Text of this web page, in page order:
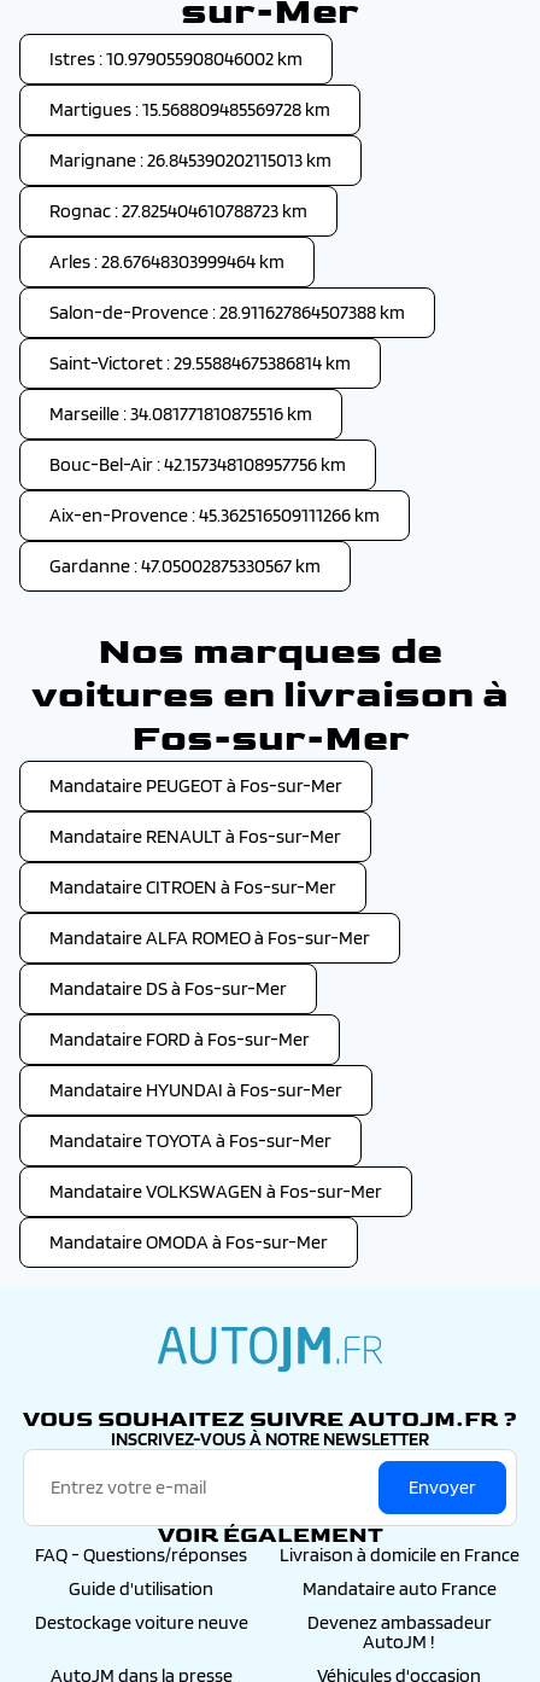
sur-Mer
Istres : 10.979055908046002 km
Martigues : 15.568809485569728 km
Marignane : 26.845390202115013 km
Rognac : 27.825404610788723 km
Arles : 28.67648303999464 km
Salon-de-Provence : 28.911627864507388 km
Saint-Victoret : 29.55884675386814 km
Marseille : 34.081771810875516 km
Bouc-Bel-Air : 42.157348108957756 km
Aix-en-Provence : 45.362516509111266 km
Gardanne : 47.05002875330567 km
Nos marques de
voitures en livraison à
Fos-sur-Mer
Mandataire PEUGEOT à Fos-sur-Mer
Mandataire RENAULT à Fos-sur-Mer
Mandataire CITROEN à Fos-sur-Mer
Mandataire ALFA ROMEO à Fos-sur-Mer
Mandataire DS à Fos-sur-Mer
Mandataire FORD à Fos-sur-Mer
Mandataire HYUNDAI à Fos-sur-Mer
Mandataire TOYOTA à Fos-sur-Mer
Mandataire VOLKSWAGEN à Fos-sur-Mer
Mandataire OMODA à Fos-sur-Mer
VOUS SOUHAITEZ SUIVRE AUTOJM.FR ?
INSCRIVEZ-VOUS À NOTRE NEWSLETTER
Envoyer
VOIR ÉGALEMENT
FAQ - Questions/réponses
Livraison à domicile en France
Guide d'utilisation
Mandataire auto France
Destockage voiture neuve
Devenez ambassadeur
AutoJM !
AutoJM dans la presse
Véhicules d'occasion